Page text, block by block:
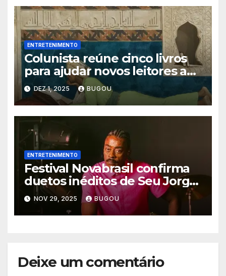
ENTRETENIMENTO
Colunista reúne cinco livros
para ajudar novos leitores a
criar rotina de leitura
DEZ 1, 2025 BUGOU
ENTRETENIMENTO
Festival Novabrasil confirma
duetos inéditos de Seu Jorge
com Alcione e Chico César na
edição comemorativa de 2025
NOV 29, 2025 BUGOU
Deixe um comentário